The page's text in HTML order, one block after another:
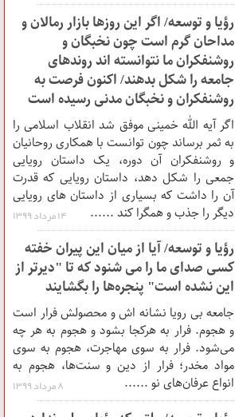
رؤیا و توسعه/ اگر این روزها بازار رمالان و
مداحان گرم است چون نخبگان و
روشنفکران ما نتوانسته اند روندهای
جامعه را شکل بدهند/ اکنون فرصت به
روشنفکران و نخبگان مدنی رسیده است
اگر آیه الله خمینی موفق شد انقلاب اسلامی را
به ثمر برساند چون توانست با همکاری روحانیان
و روشنفکران آن دوره، یک داستان رویایی
جمعی را شکل دهد، داستان رویایی که قدرت
آن را داشت که بسیاری از داستان های رویایی
دیگر را جذب و همگرا کند ......
۱۴ مرداد ۱۳۹۹
رؤیا و توسعه/ آیا از میان این پیران خفته
کسی صدای ما را می شنود که تا "دیرتر از
این نشده است" پنجره‌ها را بگشایند
جامعه بی رویا نشانه اش و محصولش فرار است
و هجوم. فرار به هرکجا بشود و هجوم به هر چه
می‌شود. فرار به سوی مهاجرت، هجوم به سوی
مواد مخدر؛ فرار از دین و سنت‌ها، هجوم به
انواع عرفان‌های نو ......
۸ مرداد ۱۳۹۹